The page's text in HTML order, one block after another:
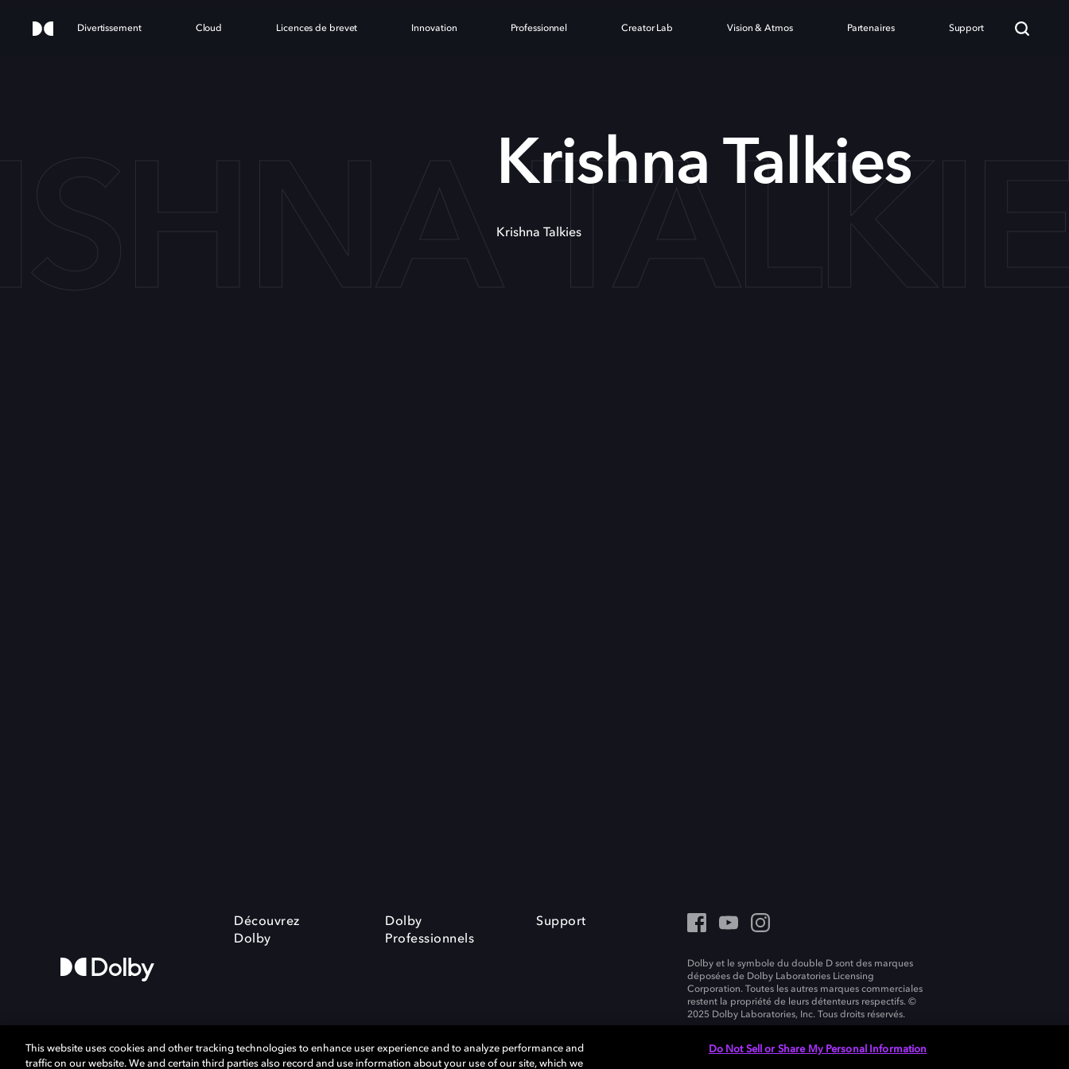
Divertissement Cloud Licences de brevet Innovation Professionnel Creator Lab Vision & Atmos Partenaires Support
Krishna Talkies
Krishna Talkies
Découvrez
Dolby
Dolby
Professionnels
Support
Dolby et le symbole du double D sont des marques
déposées de Dolby Laboratories Licensing
Corporation. Toutes les autres marques commerciales
restent la propriété de leurs détenteurs respectifs. ©
2025 Dolby Laboratories, Inc. Tous droits réservés.
This website uses cookies and other tracking technologies to enhance user experience and to analyze performance and
traffic on our website. We and certain third parties also record and use information about your use of our site, which we
Do Not Sell or Share My Personal Information